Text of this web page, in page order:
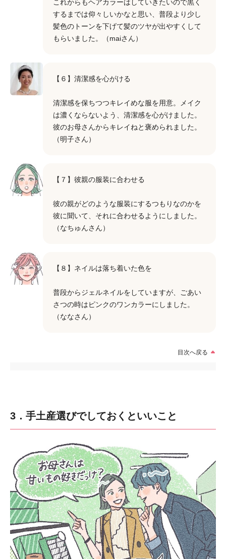
これからもヘアカラーはしていきたいので黒く
するまでは仰々しいかなと思い、普段より少し
髪色のトーンを下げて髪のツヤが出やすくして
もらいました。（maiさん）
【６】清潔感を心がける
清潔感を保ちつつキレイめな服を用意。メイク
は濃くならないよう、清潔感を心がけました。
彼のお母さんからキレイねと褒められました。
（明子さん）
【７】彼親の服装に合わせる
彼の親がどのような服装にするつもりなのかを
彼に聞いて、それに合わせるようにしました。
（なちゅんさん）
【８】ネイルは落ち着いた色を
普段からジェルネイルをしていますが、ごあい
さつの時はピンクのワンカラーにしました。
（ななさん）
目次へ戻る
3．手土産選びでしておくといいこと